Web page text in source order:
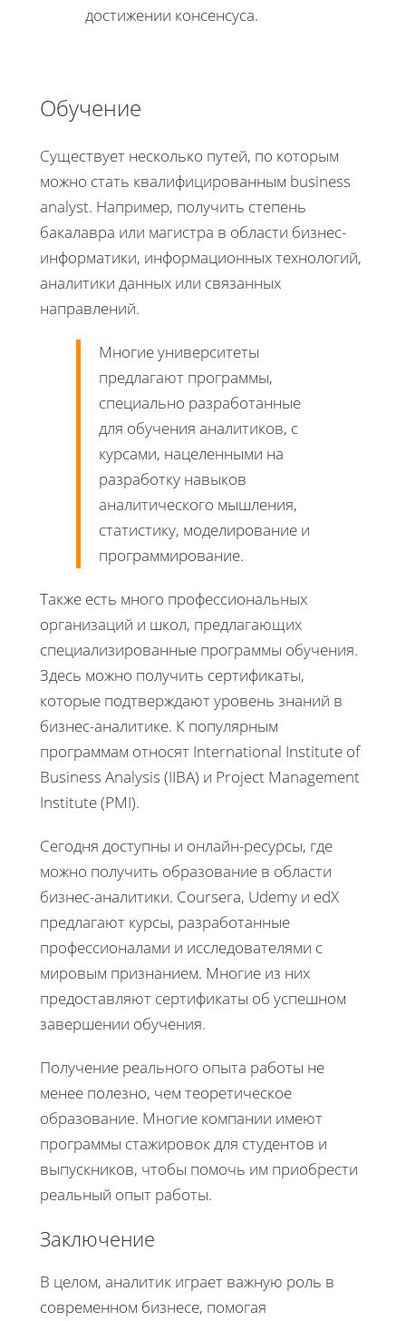
достижении консенсуса.
Обучение
Существует несколько путей, по которым
можно стать квалифицированным business
analyst. Например, получить степень
бакалавра или магистра в области бизнес-
информатики, информационных технологий,
аналитики данных или связанных
направлений.
Многие университеты
предлагают программы,
специально разработанные
для обучения аналитиков, с
курсами, нацеленными на
разработку навыков
аналитического мышления,
статистику, моделирование и
программирование.
Также есть много профессиональных
организаций и школ, предлагающих
специализированные программы обучения.
Здесь можно получить сертификаты,
которые подтверждают уровень знаний в
бизнес-аналитике. К популярным
программам относят International Institute of
Business Analysis (IIBA) и Project Management
Institute (PMI).
Сегодня доступны и онлайн-ресурсы, где
можно получить образование в области
бизнес-аналитики. Coursera, Udemy и edX
предлагают курсы, разработанные
профессионалами и исследователями с
мировым признанием. Многие из них
предоставляют сертификаты об успешном
завершении обучения.
Получение реального опыта работы не
менее полезно, чем теоретическое
образование. Многие компании имеют
программы стажировок для студентов и
выпускников, чтобы помочь им приобрести
реальный опыт работы.
Заключение
В целом, аналитик играет важную роль в
современном бизнесе, помогая